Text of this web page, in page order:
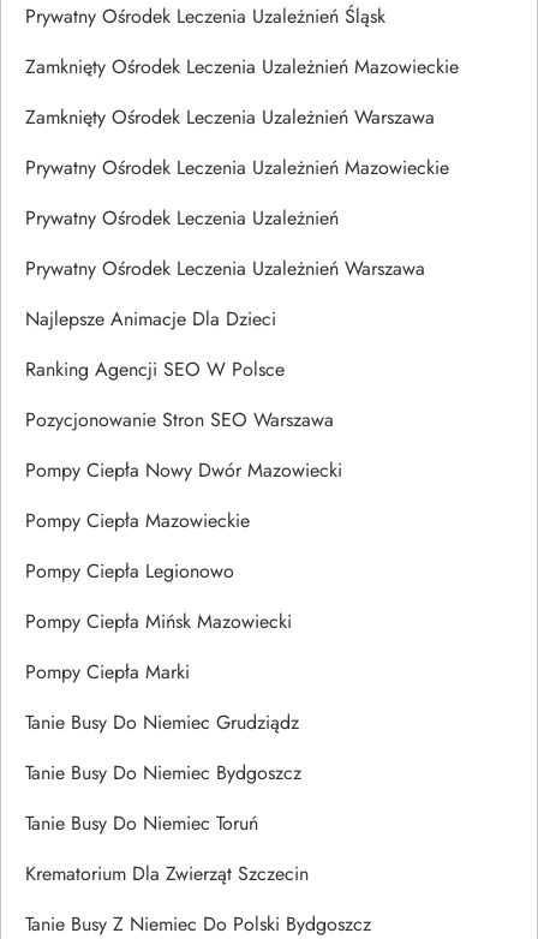
Prywatny Ośrodek Leczenia Uzależnień Śląsk
Zamknięty Ośrodek Leczenia Uzależnień Mazowieckie
Zamknięty Ośrodek Leczenia Uzależnień Warszawa
Prywatny Ośrodek Leczenia Uzależnień Mazowieckie
Prywatny Ośrodek Leczenia Uzależnień
Prywatny Ośrodek Leczenia Uzależnień Warszawa
Najlepsze Animacje Dla Dzieci
Ranking Agencji SEO W Polsce
Pozycjonowanie Stron SEO Warszawa
Pompy Ciepła Nowy Dwór Mazowiecki
Pompy Ciepła Mazowieckie
Pompy Ciepła Legionowo
Pompy Ciepła Mińsk Mazowiecki
Pompy Ciepła Marki
Tanie Busy Do Niemiec Grudziądz
Tanie Busy Do Niemiec Bydgoszcz
Tanie Busy Do Niemiec Toruń
Krematorium Dla Zwierząt Szczecin
Tanie Busy Z Niemiec Do Polski Bydgoszcz